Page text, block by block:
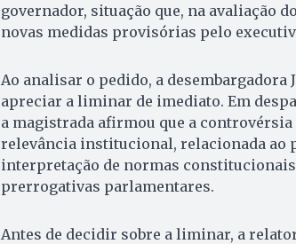
governador, situação que, na avaliação
novas medidas provisórias pelo
Ao analisar o pedido, a
apreciar a liminar de imediato. Em
a magistrada afirmou que a
relevância institucional, relacionada ao
interpretação de normas
prerrogativas parlamentares.
Antes de decidir sobre a liminar, a